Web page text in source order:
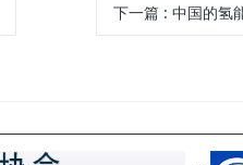
下一篇 : 中国的氢